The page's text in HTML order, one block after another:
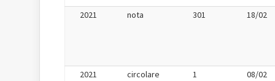
2021 nota 301 18/02
2021 circolare 1 08/02